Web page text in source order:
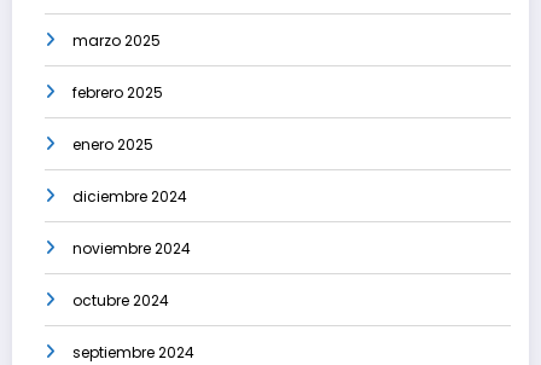
marzo 2025
febrero 2025
enero 2025
diciembre 2024
noviembre 2024
octubre 2024
septiembre 2024